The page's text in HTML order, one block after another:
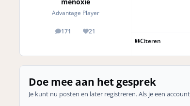
menoxie
Advantage Player
171
posts 21
Reputation
Citeren
Doe mee aan het gesprek
Je kunt nu posten en later registreren. Als je een